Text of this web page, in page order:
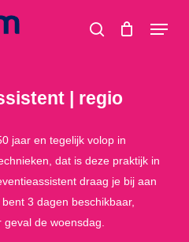
search
Menu
| regio
jaar en tegelijk volop in
dat is deze praktijk in
draag je bij aan
3 dagen beschikbaar,
de woensdag.